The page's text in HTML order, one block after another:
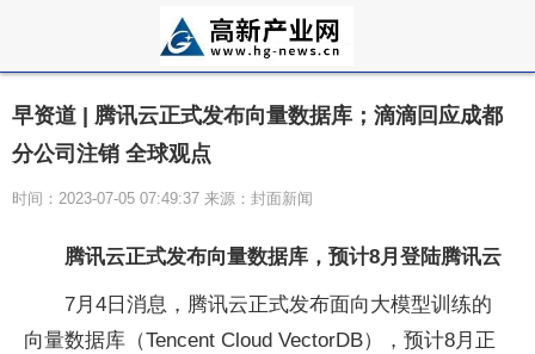
早资道 | 腾讯云正式发布向量数据库；滴滴回应成都
分公司注销 全球观点
时间：2023-07-05 07:49:37 来源：封面新闻
腾讯云正式发布向量数据库，预计8月登陆腾讯云
7月4日消息，腾讯云正式发布面向大模型训练的
向量数据库（Tencent Cloud VectorDB），预计8月正